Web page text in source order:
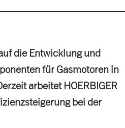
die Entwicklung und
für Gasmotoren in
arbeitet HOERBIGER
bei der